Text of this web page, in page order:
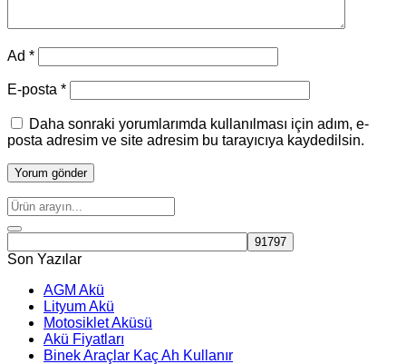
Ad *
E-posta *
Daha sonraki yorumlarımda kullanılması için adım, e-
posta adresim ve site adresim bu tarayıcıya kaydedilsin.
Son Yazılar
AGM Akü
Lityum Akü
Motosiklet Aküsü
Akü Fiyatları
Binek Araçlar Kaç Ah Kullanır